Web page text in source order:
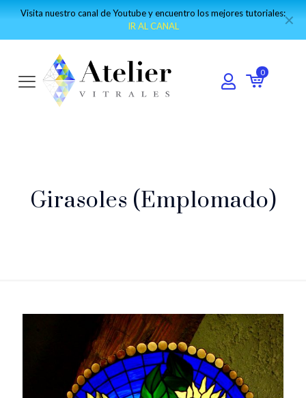
Visita nuestro canal de Youtube y encuentro los mejores tutoriales:
IR AL CANAL
✕
0
Girasoles (Emplomado)